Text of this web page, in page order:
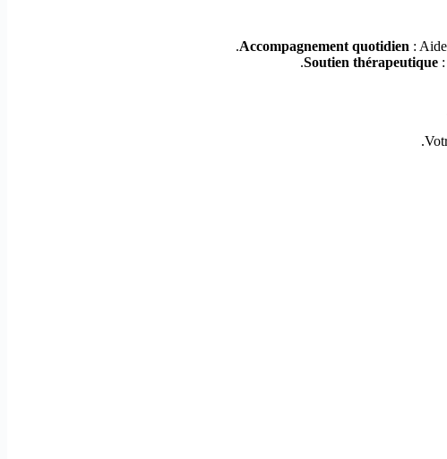
Accompagnement quotidien :
Soutien thérapeutique